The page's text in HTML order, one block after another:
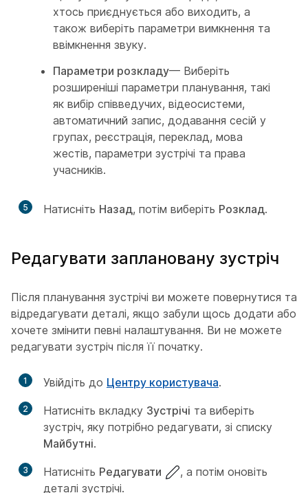
хтось приєднується або виходить, а
також виберіть параметри вимкнення та
ввімкнення звуку.
Параметри розкладу— Виберіть
розширеніші параметри планування, такі
як вибір співведучих, відеосистеми,
автоматичний запис, додавання сесій у
групах, реєстрація, переклад, мова
жестів, параметри зустрічі та права
учасників.
5 Натисніть Назад, потім виберіть Розклад.
Редагувати заплановану зустріч
Після планування зустрічі ви можете повернутися та
відредагувати деталі, якщо забули щось додати або
хочете змінити певні налаштування. Ви не можете
редагувати зустріч після її початку.
1 Увійдіть до Центру користувача.
2 Натисніть вкладку Зустрічі та виберіть
зустріч, яку потрібно редагувати, зі списку
Майбутні.
3 Натисніть Редагувати
, а потім оновіть
деталі зустрічі.